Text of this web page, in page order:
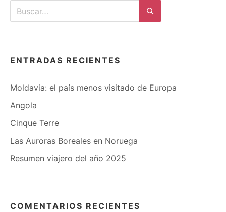
Buscar:
Buscar
ENTRADAS RECIENTES
Moldavia: el país menos visitado de Europa
Angola
Cinque Terre
Las Auroras Boreales en Noruega
Resumen viajero del año 2025
COMENTARIOS RECIENTES